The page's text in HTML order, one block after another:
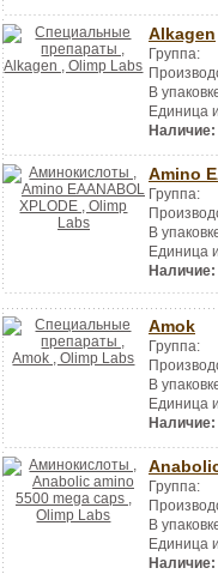
Alkagen
Группа:
В
Единица
Наличие:
Amino
Группа:
В
Единица
Наличие:
Amok
Группа:
В
Единица
Наличие:
Группа:
В
Единица
Наличие: